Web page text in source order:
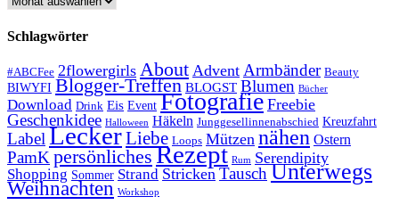
Schlagwörter
#ABCFee 2flowergirls About Advent Armbänder Beauty
BIWYFI Blogger-Treffen BLOGST Blumen Bücher
Download Drink Eis Event Fotografie Freebie
Geschenkidee Halloween Häkeln Junggesellinnenabschied Kreuzfahrt
LabelLeckerLiebe Loops Mützen nähen Ostern
PamKpersönliches Rezept Rum Serendipity
Shopping Sommer Strand Stricken TauschUnterwegs
Weihnachten Workshop